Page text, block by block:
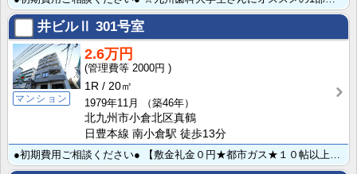
井ビルⅡ 301号室
マンション
2.6万円
2000円
1R
20㎡
1979年11月
（築46年）
北九州市小倉北区真鶴
日豊本線 南小倉駅 徒歩13分